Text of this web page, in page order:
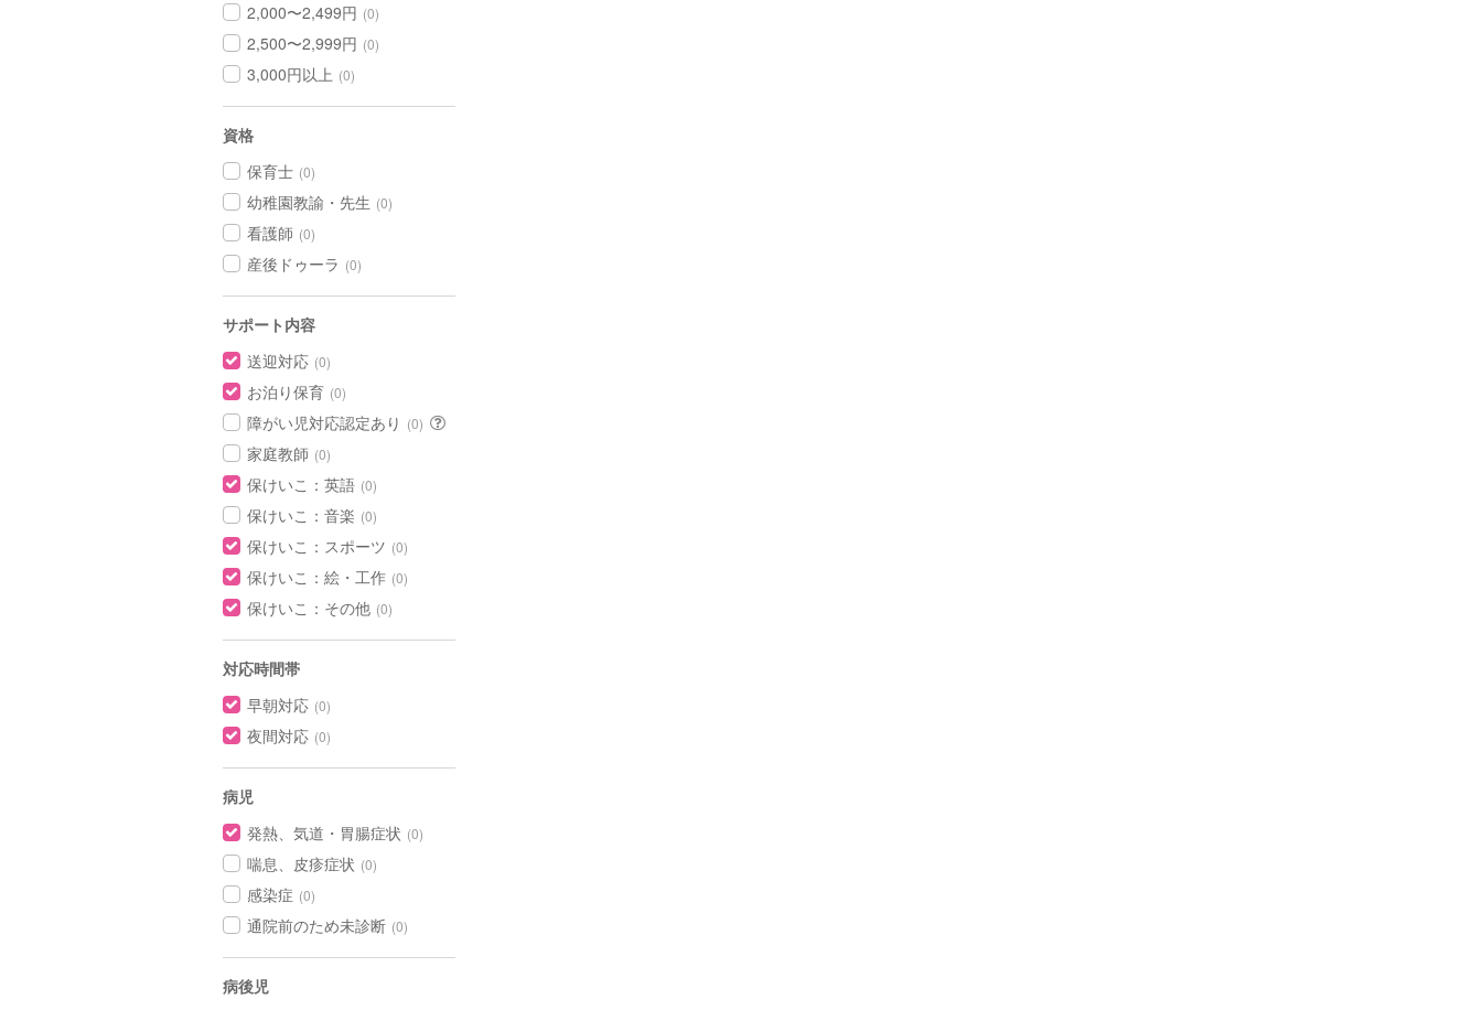
2,000〜2,499円 (0)
2,500〜2,999円 (0)
3,000円以上 (0)
資格
保育士 (0)
幼稚園教諭・先生 (0)
看護師 (0)
産後ドゥーラ (0)
サポート内容
送迎対応 (0)
お泊り保育 (0)
障がい児対応認定あり (0)
家庭教師 (0)
保けいこ：英語 (0)
保けいこ：音楽 (0)
保けいこ：スポーツ (0)
保けいこ：絵・工作 (0)
保けいこ：その他 (0)
対応時間帯
早朝対応 (0)
夜間対応 (0)
病児
発熱、気道・胃腸症状 (0)
喘息、皮疹症状 (0)
感染症 (0)
通院前のため未診断 (0)
病後児